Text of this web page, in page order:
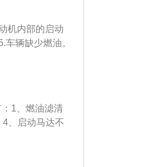
用情况进行检
果电瓶质量没
机内部的启动
辆缺少燃油。
现了故障。8.车
法启动，可以
近的车辆，让
1、燃油滤清
、启动马达不